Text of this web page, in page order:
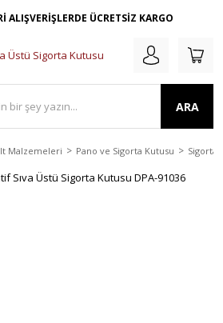
ALIŞVERİŞLERDE ÜCRETSİZ KARGO
ARA
Malzemeleri Pano ve Sigorta Kutusu Sigorta